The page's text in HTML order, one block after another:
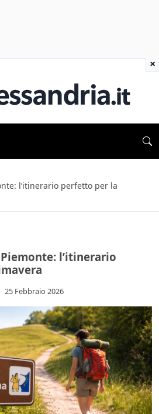
l’itinerario perfetto per la
l’itinerario
25 Febbraio 2026
×